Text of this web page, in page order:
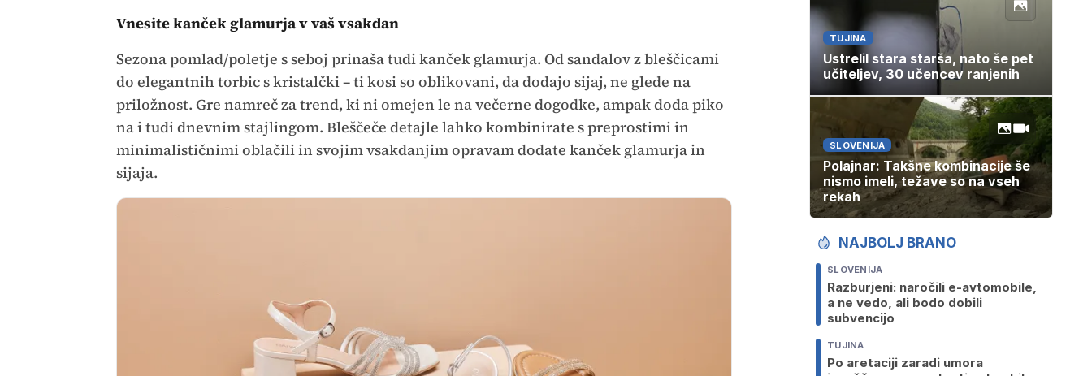
Vnesite kanček glamurja v vaš vsakdan
Sezona pomlad/poletje s seboj prinaša tudi kanček glamurja. Od sandalov z bleščicami
do elegantnih torbic s kristalčki – ti kosi so oblikovani, da dodajo sijaj, ne glede na
priložnost. Gre namreč za trend, ki ni omejen le na večerne dogodke, ampak doda piko
na i tudi dnevnim stajlingom. Bleščeče detajle lahko kombinirate s preprostimi in
minimalističnimi oblačili in svojim vsakdanjim opravam dodate kanček glamurja in
sijaja.
TUJINA
Ustrelil stara starša, nato še pet
učiteljev, 30 učencev ranjenih
SLOVENIJA
Polajnar: Takšne kombinacije še
nismo imeli, težave so na vseh
rekah
NAJBOLJ BRANO
SLOVENIJA
Razburjeni: naročili e-avtomobile,
a ne vedo, ali bodo dobili
subvencijo
TUJINA
Po aretaciji zaradi umora